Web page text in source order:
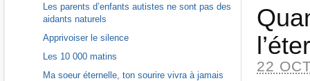
22
Les parents d’enfants autistes ne sont pas des
aidants naturels
Apprivoiser le silence
Les 10 000 matins
Ma soeur éternelle, ton sourire vivra à jamais